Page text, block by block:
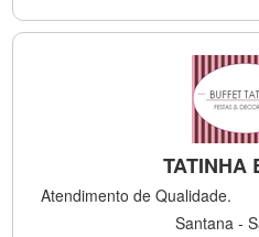
TATINHA
Atendimento de Qualidade.
Santana -